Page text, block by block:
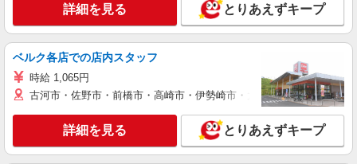
詳細を見る とりあえずキープ
ベルク各店での店内スタッフ
時給 1,065円
古河市・佐野市・前橋市・高崎市・伊勢崎市・太田市・館林市・藤
詳細を見る とりあえずキープ